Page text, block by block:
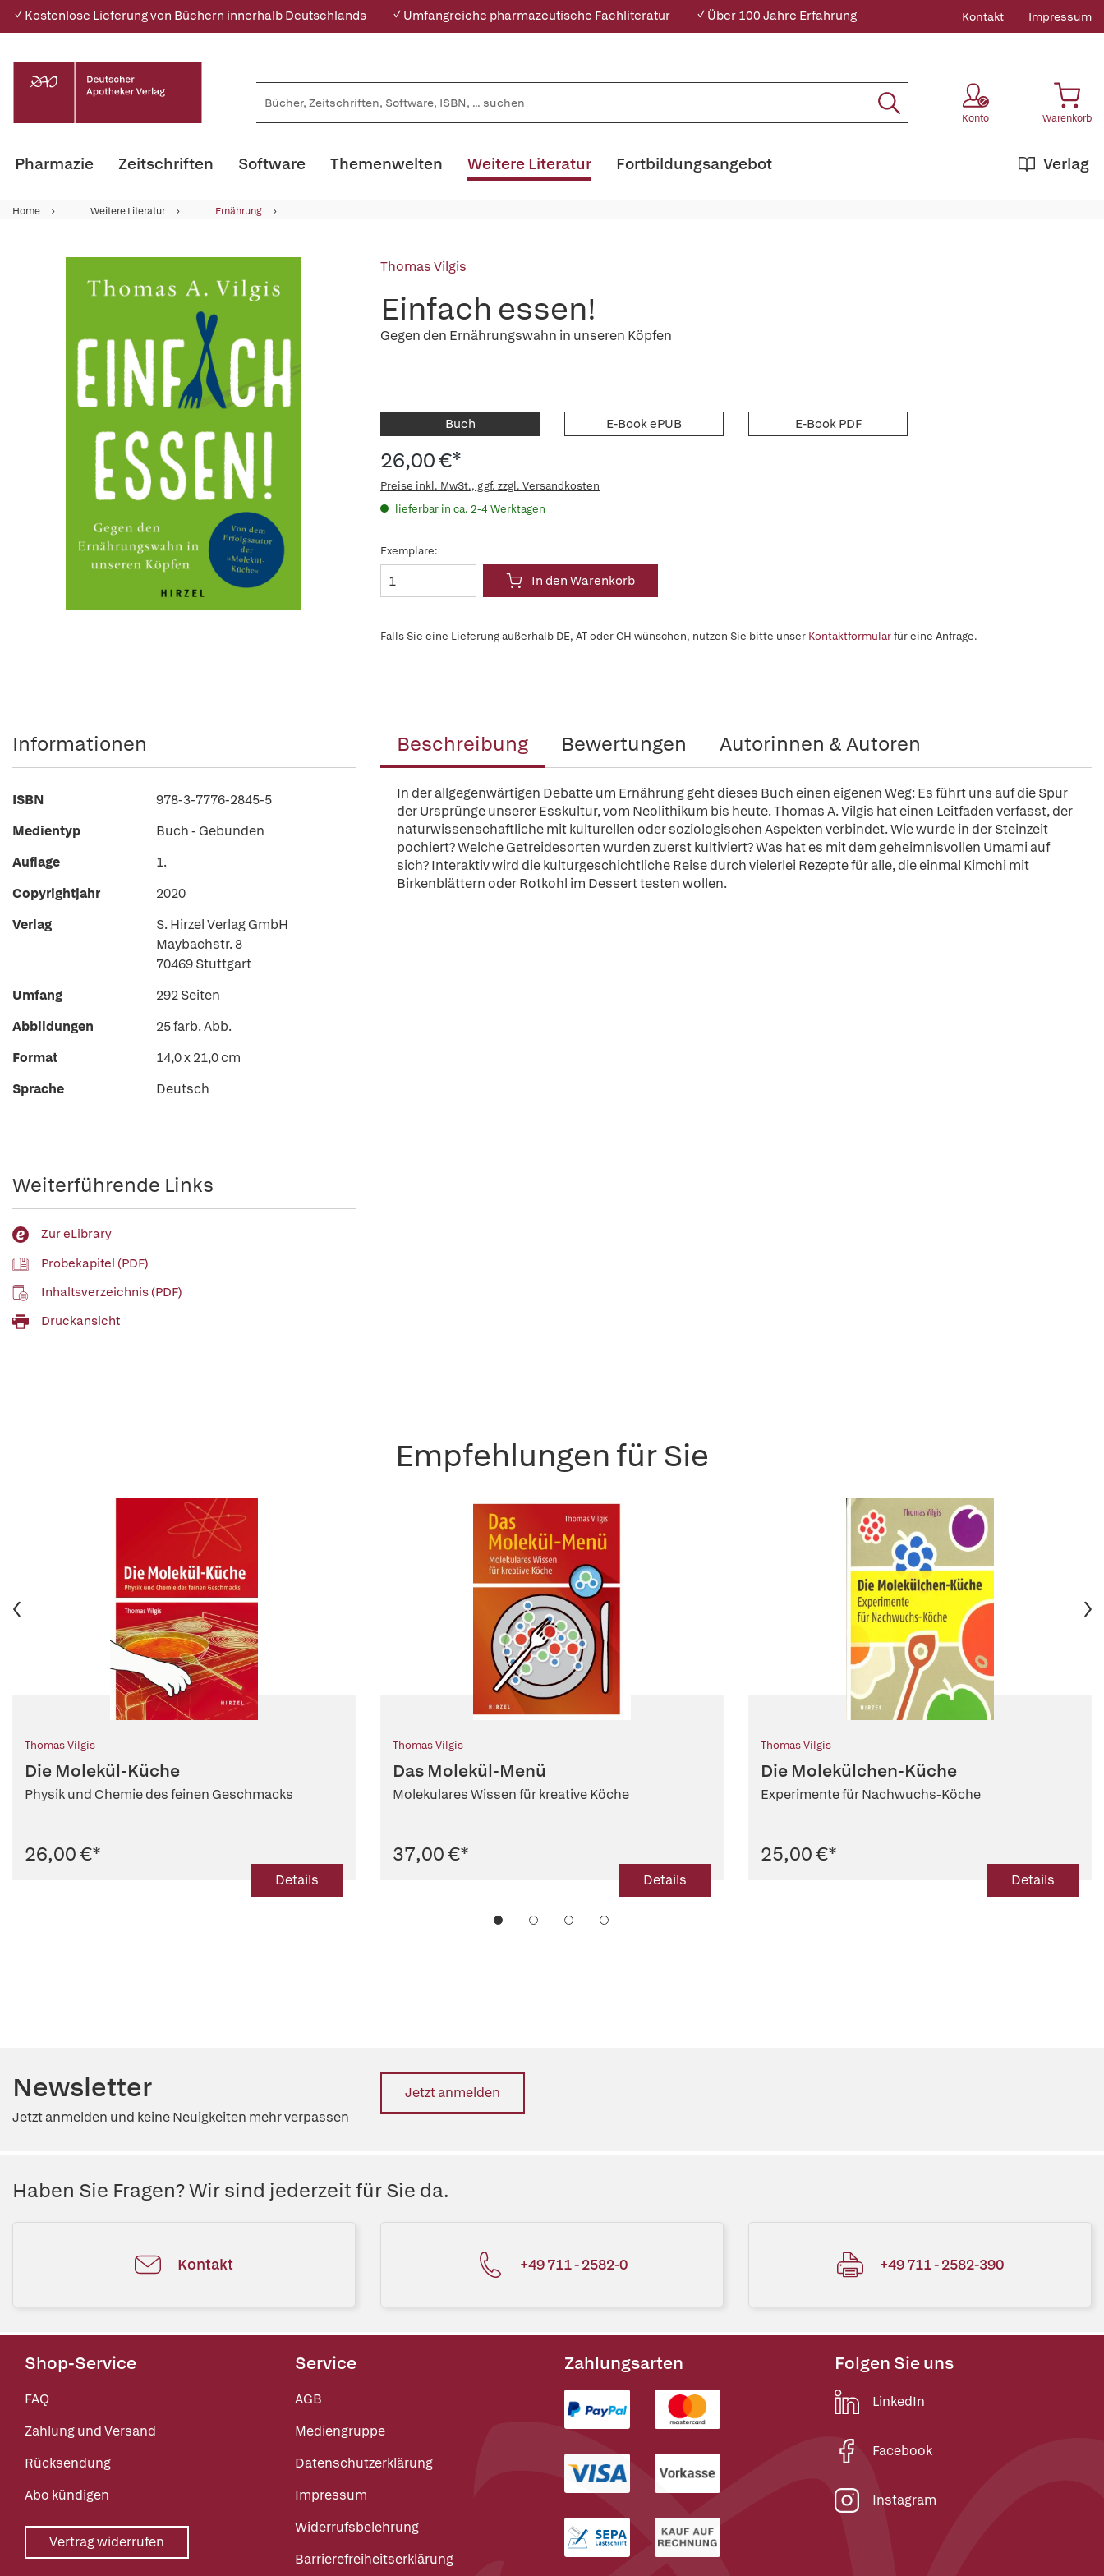
✓ Kostenlose Lieferung von Büchern innerhalb Deutschlands ✓ Umfangreiche pharmazeutische Fachliteratur ✓ Über 100 Jahre Erfahrung Kontakt Impressum
Konto Warenkorb
Pharmazie Zeitschriften Software Themenwelten Weitere Literatur Verlag
Fortbildungsangebot
Home Weitere Literatur Ernährung
Thomas Vilgis
Einfach essen!
Gegen den Ernährungswahn in unseren Köpfen
Buch E-Book ePUB E-Book PDF
26,00 €*
Preise inkl. MwSt., ggf. zzgl. Versandkosten
lieferbar in ca. 2-4 Werktagen
Exemplare:
In den Warenkorb
Falls Sie eine Lieferung außerhalb DE, AT oder CH wünschen, nutzen Sie bitte unser Kontaktformularfür eine Anfrage.
Beschreibung Bewertungen Autorinnen & Autoren
In der allgegenwärtigen Debatte um Ernährung geht dieses Buch einen eigenen Weg: Es führt uns auf die Spur
der Ursprünge unserer Esskultur, vom Neolithikum bis heute. Thomas A. Vilgis hat einen Leitfaden verfasst, der
naturwissenschaftliche mit kulturellen oder soziologischen Aspekten verbindet. Wie wurde in der Steinzeit
pochiert? Welche Getreidesorten wurden zuerst kultiviert? Was hat es mit dem geheimnisvollen Umami auf
sich? Interaktiv wird die kulturgeschichtliche Reise durch vielerlei Rezepte für alle, die einmal Kimchi mit
Birkenblättern oder Rotkohl im Dessert testen wollen.
Informationen
ISBN
978-3-7776-2845-5
Medientyp
Buch - Gebunden
Auflage
1.
Copyrightjahr
2020
Verlag
S. Hirzel Verlag GmbH
Maybachstr. 8
70469 Stuttgart
Umfang
292 Seiten
Abbildungen
25 farb. Abb.
Format
14,0 x 21,0 cm
Sprache
Deutsch
Weiterführende Links
Zur eLibrary
Probekapitel (PDF)
Inhaltsverzeichnis (PDF)
Druckansicht
Empfehlungen für Sie
Thomas Vilgis
Die Molekül-Küche
Physik und Chemie des feinen Geschmacks
26,00 €*
Details
Thomas Vilgis
Das Molekül-Menü
Molekulares Wissen für kreative Köche
37,00 €*
Details
Thomas Vilgis
Die Molekülchen-Küche
Experimente für Nachwuchs-Köche
25,00 €*
Details
Newsletter
Jetzt anmelden und keine Neuigkeiten mehr verpassen
Jetzt anmelden
Haben Sie Fragen? Wir sind jederzeit für Sie da.
Kontakt +49 711 - 2582-0 +49 711 - 2582-390
Shop-Service
FAQ
Zahlung und Versand
Rücksendung
Abo kündigen
Vertrag widerrufen
Service
AGB
Mediengruppe
Datenschutzerklärung
Impressum
Widerrufsbelehrung
Barrierefreiheitserklärung
Zahlungsarten Folgen Sie uns
LinkedIn
Facebook
Instagram